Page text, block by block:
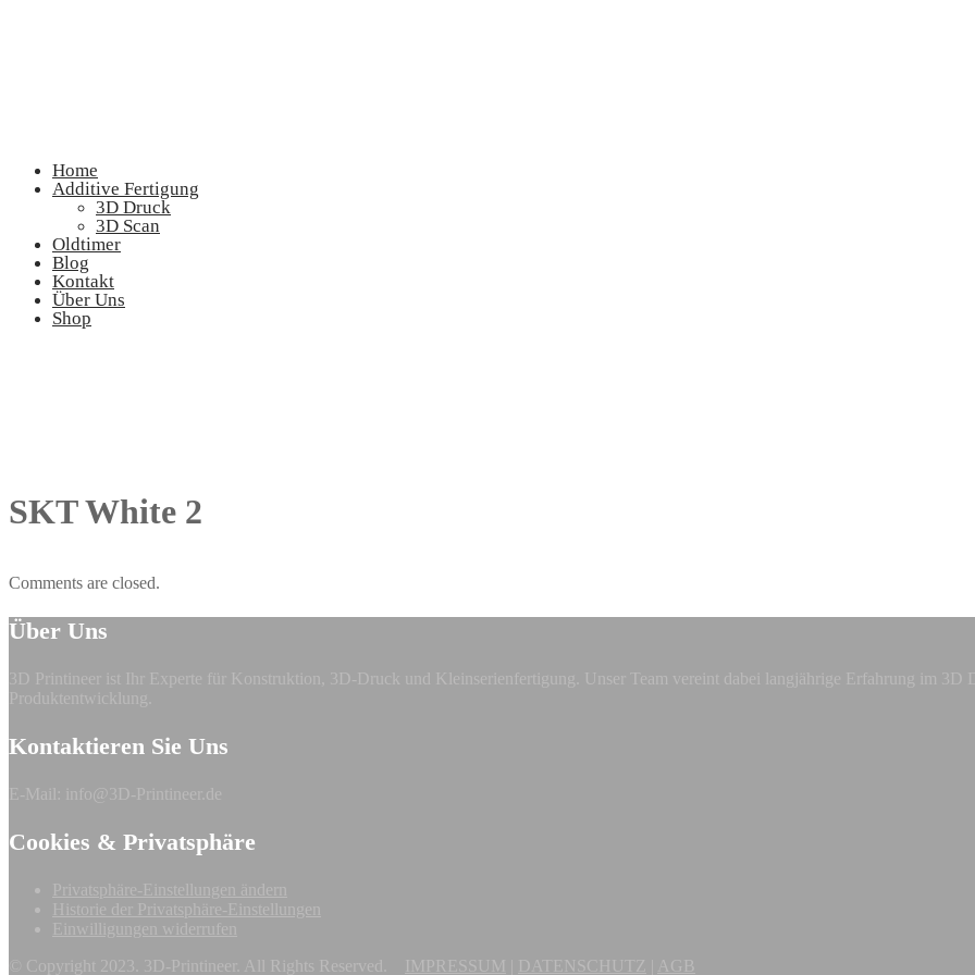
Home
Additive Fertigung
3D Druck
3D Scan
Oldtimer
Blog
Kontakt
Über Uns
Shop
SKT White 2
Comments are closed.
Über Uns
3D Printineer ist Ihr Experte für Konstruktion, 3D-Druck und Kleinserienfertigung. Unser Team vereint dabei langjährige Erfahrung im
Produktentwicklung.
Kontaktieren Sie Uns
E-Mail: info@3D-Printineer.de
Cookies & Privatsphäre
Privatsphäre-Einstellungen ändern
Historie der Privatsphäre-Einstellungen
Einwilligungen widerrufen
© Copyright 2023. 3D-Printineer. All Rights Reserved.
IMPRESSUM DATENSCHUTZ AGB